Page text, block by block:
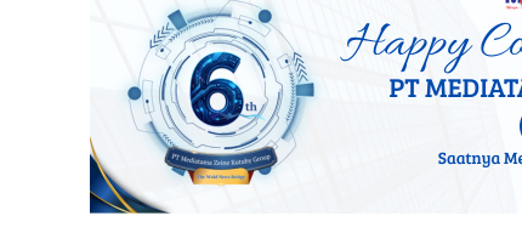
Rumah di Gunung Kerinci, Anggota
Bantuan Tepat Sasaran
Bupati Bursah Zarnubi Inisiasi
di Kota Lahat
Muhidi Ajak Masyarakat Bangun
Jaga Ketertiban Sosial